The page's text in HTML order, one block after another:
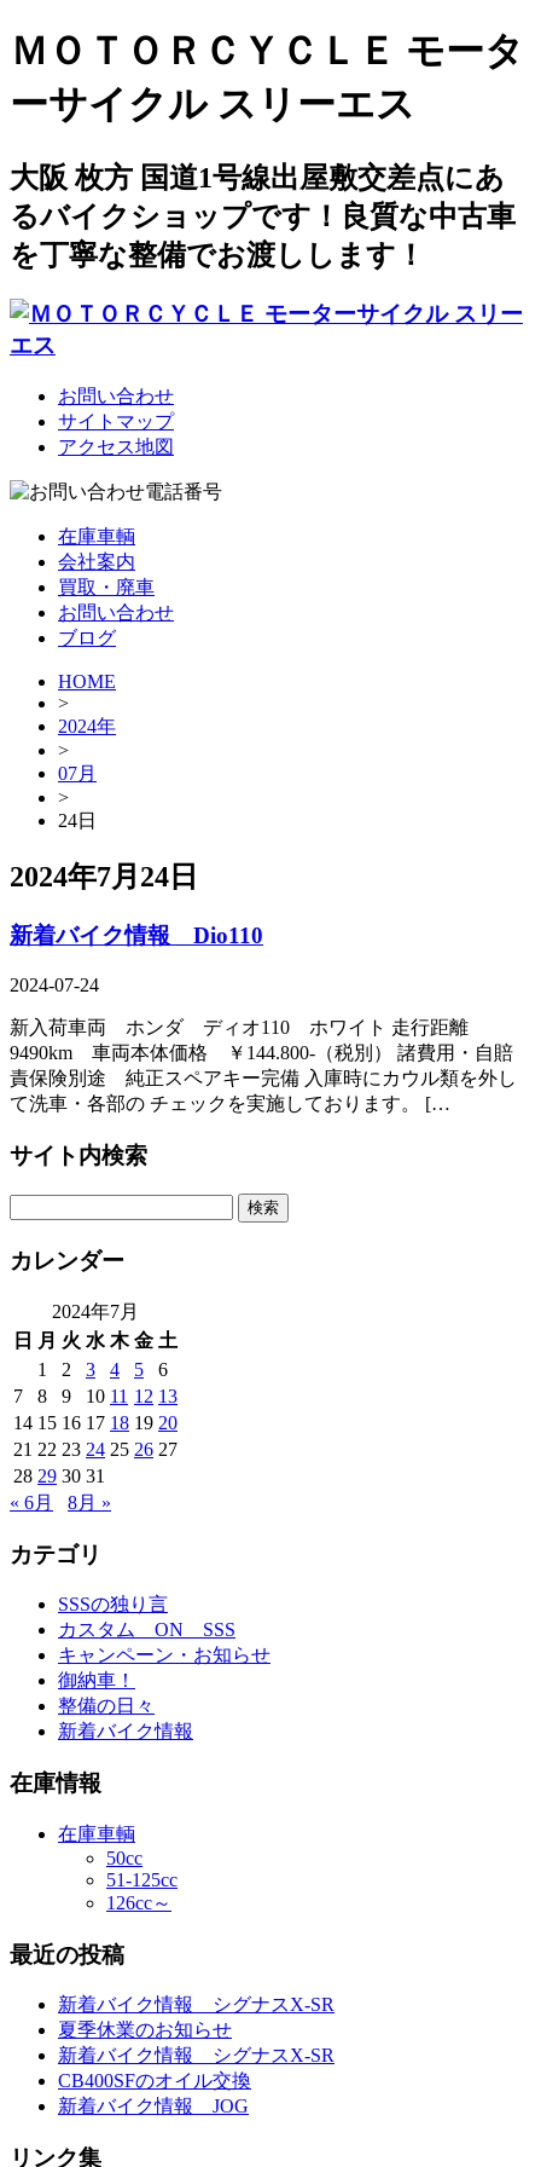
ＭＯＴＯＲＣＹＣＬＥ モータ
ーサイクル スリーエス
大阪 枚方 国道1号線出屋敷交差点にあ
るバイクショップです！良質な中古車
を丁寧な整備でお渡しします！
お問い合わせ
サイトマップ
アクセス地図
在庫車輌
会社案内
買取・廃車
お問い合わせ
ブログ
HOME
>
2024年
>
07月
>
24日
2024年7月24日
新着バイク情報 Dio110
2024-07-24
新入荷車両 ホンダ ディオ110 ホワイト 走行距離
9490km 車両本体価格 ￥144.800-（税別） 諸費用・自賠
責保険別途 純正スペアキー完備 入庫時にカウル類を外し
て洗車・各部の チェックを実施しております。 […
サイト内検索
カレンダー
2024年7月
日
月 火 水 木 金 土
1
2 3 4 5
6
7
8 9 10 11 12 13
14 15 16 17 18 19 20
21 22 23 24 25 26 27
28 29 30 31
« 6月
8月 »
カテゴリ
SSSの独り言
カスタム ON SSS
キャンペーン・お知らせ
御納車！
整備の日々
新着バイク情報
在庫情報
在庫車輌
50cc
51-125cc
126cc～
最近の投稿
新着バイク情報 シグナスX-SR
夏季休業のお知らせ
新着バイク情報 シグナスX-SR
CB400SFのオイル交換
新着バイク情報 JOG
リンク集